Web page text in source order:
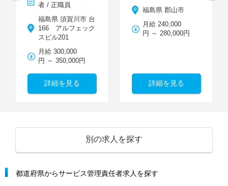
者 / 正職員
福島県 須賀川市 台
166 アルフェック
スビル201
月給 300,000
円 ～ 350,000円
詳細を見る
福島県 郡山市
月給 240,000
円 ～ 280,000円
詳細を見る
別の求人を探す
都道府県からサービス管理責任者求人を探す